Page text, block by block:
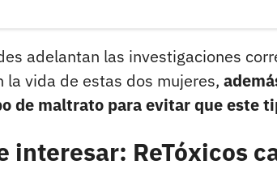
adelantan las investigaciones
la vida de estas dos mujeres,
de maltrato para evitar que este
interesar: ReTóxicos